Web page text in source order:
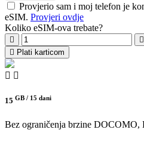
Provjerio sam i moj telefon je
eSIM. Provjeri ovdje
Koliko eSIM-ova trebate?
Plati karticom
15 GB / 15 dani
Bez ograničenja brzine DOCOMO,